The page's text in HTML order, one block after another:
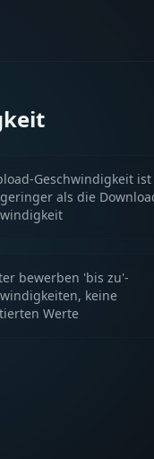
Geschwindigkeit ist
als die
bewerben 'bis zu'-
keine
Werte